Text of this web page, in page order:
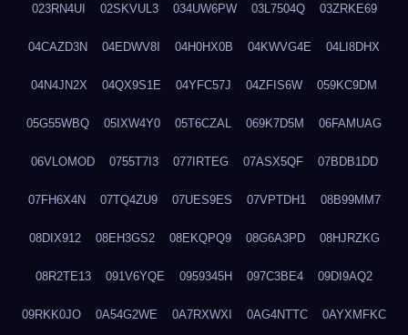
023RN4UI 02SKVUL3 034UW6PW 03L7504Q 03ZRKE69
04CAZD3N 04EDWV8I 04H0HX0B 04KWVG4E 04LI8DHX
04N4JN2X 04QX9S1E 04YFC57J 04ZFIS6W 059KC9DM
05G55WBQ 05IXW4Y0 05T6CZAL 069K7D5M 06FAMUAG
06VLOMOD 0755T7I3 077IRTEG 07ASX5QF 07BDB1DD
07FH6X4N 07TQ4ZU9 07UES9ES 07VPTDH1 08B99MM7
08DIX912 08EH3GS2 08EKQPQ9 08G6A3PD 08HJRZKG
08R2TE13 091V6YQE 0959345H 097C3BE4 09DI9AQ2
09RKK0JO 0A54G2WE 0A7RXWXI 0AG4NTTC 0AYXMFKC